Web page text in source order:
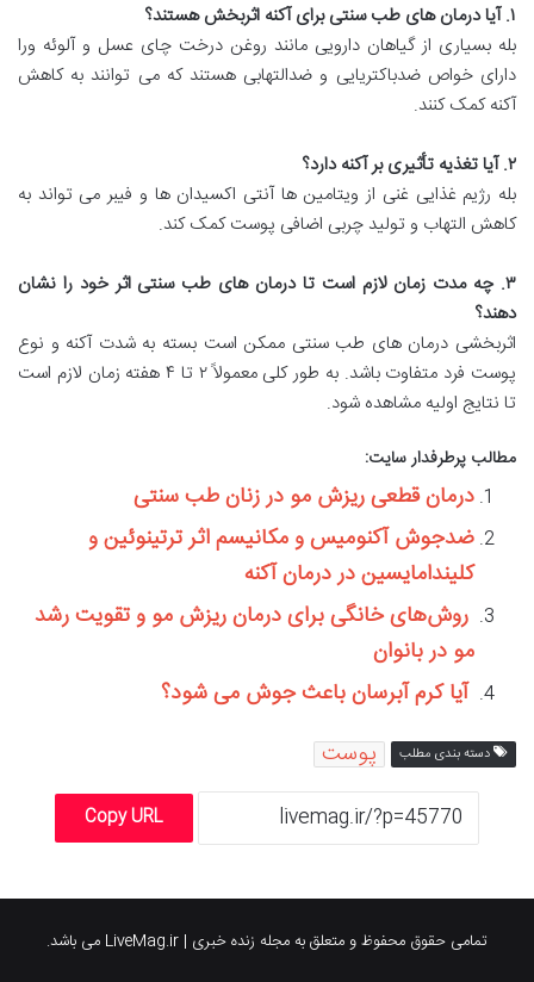
۱.آیا درمان های طب سنتی برای آکنه اثربخش هستند؟
بله بسیاری از گیاهان دارویی مانند روغن درخت چای عسل و آلوئه ورا
دارای خواص ضدباکتریایی و ضدالتهابی هستند که می توانند به کاهش
آکنه کمک کنند.
۲.آیا تغذیه تأثیری بر آکنه دارد؟
بله رژیم غذایی غنی از ویتامین ها آنتی اکسیدان ها و فیبر می تواند به
کاهش التهاب و تولید چربی اضافی پوست کمک کند.
۳.چه مدت زمان لازم است تا درمان های طب سنتی اثر خود را نشان
دهند؟
اثربخشی درمان های طب سنتی ممکن است بسته به شدت آکنه و نوع
پوست فرد متفاوت باشد. به طور کلی معمولاً ۲ تا ۴ هفته زمان لازم است
تا نتایج اولیه مشاهده شود.
مطالب پرطرفدار سایت:
درمان قطعی ریزش مو در زنان طب سنتی
ضدجوش آکنومیس و مکانیسم اثر ترتینوئین و
کلیندامایسین در درمان آکنه
روش‌های خانگی برای درمان ریزش مو و تقویت رشد
مو در بانوان
آیا کرم آبرسان باعث جوش می شود؟
دسته بندی مطلب پوست
Copy URL
تمامی حقوق محفوظ و متعلق به مجله زنده خبری | LiveMag.ir می باشد.